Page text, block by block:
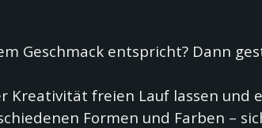
Geschmack entspricht? Dann
Kreativität freien Lauf lassen und
Formen und Farben –